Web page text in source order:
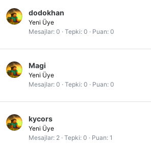
dodokhan
Yeni Üye
Mesajlar 0 Tepki 0 Puan 0
Magi
Yeni Üye
Mesajlar 0 Tepki 0 Puan 0
kycors
Yeni Üye
Mesajlar 2 Tepki 0 Puan 1